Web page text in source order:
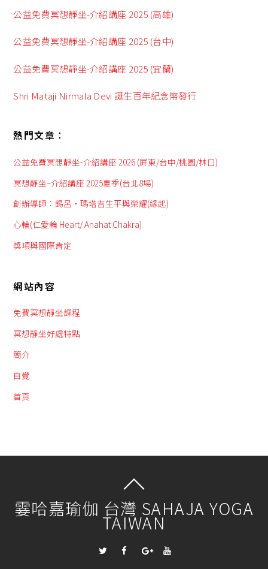
公益免費冥想靜坐-介紹講座 2025 (高雄)
公益免費冥想靜坐-介紹講座 2025 (台中)
公益免費冥想靜坐-介紹講座 2025 (宜蘭)
Shri Mataji Nirmala Devi 誕生百年紀念幣發行
熱門文章︰
公益免費冥想靜坐-介紹講座 2026 (屏東/台中/桃園/林口)
冥想靜坐~介紹講座 2025夏季(台北8場)
創辦導師：錫呂‧瑪塔吉生平與榮耀(緣起)
心輪(仁愛輪 Heart/ Anahat Chakra)
獎項與國際肯定
網站內容
免費冥想靜坐課程
冥想靜坐好處特點
簡介
自覺
首頁
霎哈嘉瑜伽 台灣 SAHAJA YOGA
TAIWAN